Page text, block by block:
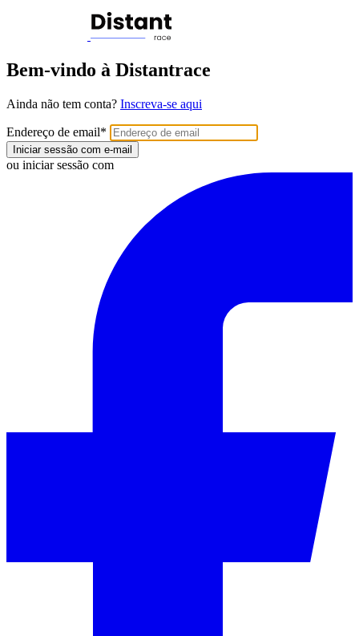
Bem-vindo à Distantrace
Ainda não tem conta? Inscreva-se aqui
Endereço de email*
Iniciar sessão com e-mail
ou iniciar sessão com